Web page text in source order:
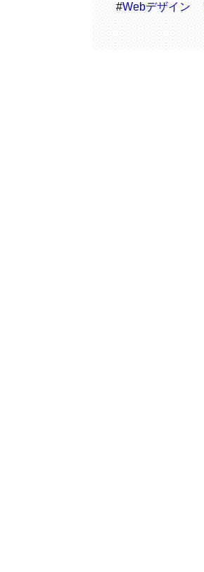
#Webデザイン